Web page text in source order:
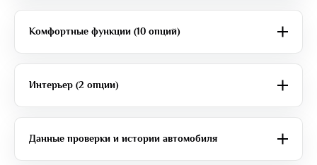
Комфортные функции (10 опций)
Интерьер (2 опции)
Данные проверки и истории автомобиля